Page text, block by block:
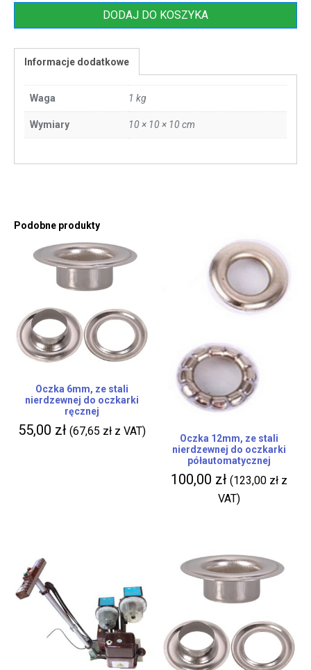
DODAJ DO KOSZYKA
Informacje dodatkowe
Waga 1 kg
Wymiary 10 × 10 × 10 cm
Podobne produkty
Oczka 6mm, ze stali
nierdzewnej do oczkarki
ręcznej
55,00 zł (67,65 złz VAT)
Oczka 12mm, ze stali
nierdzewnej do oczkarki
półautomatycznej
100,00 zł (123,00 zł z
VAT)